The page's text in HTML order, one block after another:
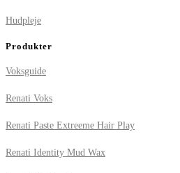
Hudpleje
Produkter
Voksguide
Renati Voks
Renati Paste Extreeme Hair Play
Renati Identity Mud Wax